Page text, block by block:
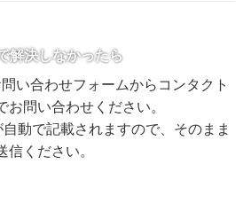
解決しなかったら
い合わせフォームからコンタクト
お問い合わせください。
動で記載されますので、そのまま
信ください。